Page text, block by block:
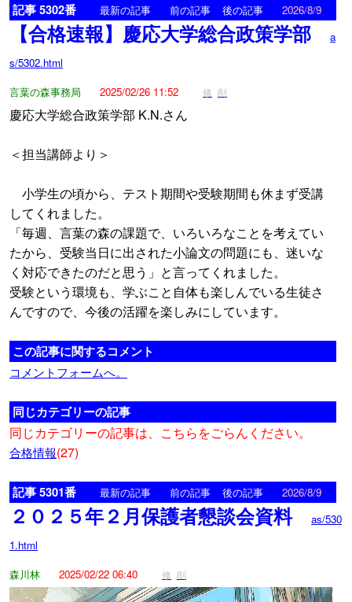
記事 5302番 最新の記事 前の記事 後の記事 2026/8/9
【合格速報】慶応大学総合政策学部
a
s/5302.html
言葉の森事務局
2025/02/26 11:52 修 削
慶応大学総合政策学部 K.N.さん
＜担当講師より＞
小学生の頃から、テスト期間や受験期間も休まず受講
してくれました。
「毎週、言葉の森の課題で、いろいろなことを考えてい
たから、受験当日に出された小論文の問題にも、迷いな
く対応できたのだと思う」と言ってくれました。
受験という環境も、学ぶこと自体も楽しんでいる生徒さ
んですので、今後の活躍を楽しみにしています。
この記事に関するコメント
コメントフォームへ。
同じカテゴリーの記事
同じカテゴリーの記事は、こちらをごらんください。
合格情報(27)
記事 5301番 最新の記事 前の記事 後の記事 2026/8/9
２０２５年２月保護者懇談会資料
as/530
1.html
森川林
2025/02/22 06:40 修 削